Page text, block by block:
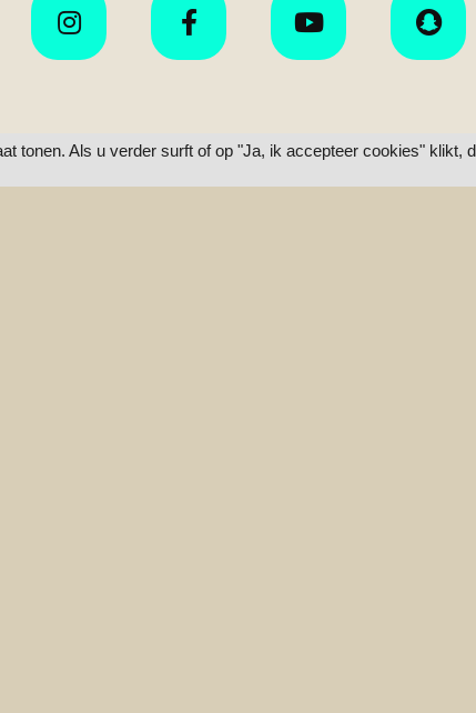
Nieuws Events Media FAQ
tonen. Als u verder surft of op "Ja, ik accepteer cookies" klikt,